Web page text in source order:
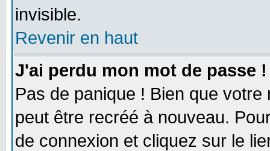
invisible.
Revenir en haut
J'ai perdu mon mot de passe !
Pas de panique ! Bien que
peut être recréé à nouveau.
de connexion et cliquez sur le